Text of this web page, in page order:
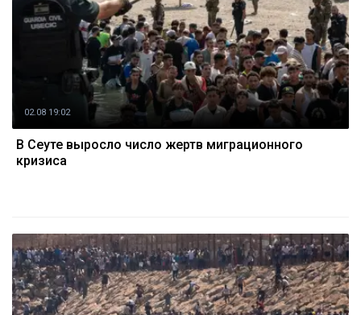
02.08 19:02
В Сеуте выросло число жертв миграционного
кризиса